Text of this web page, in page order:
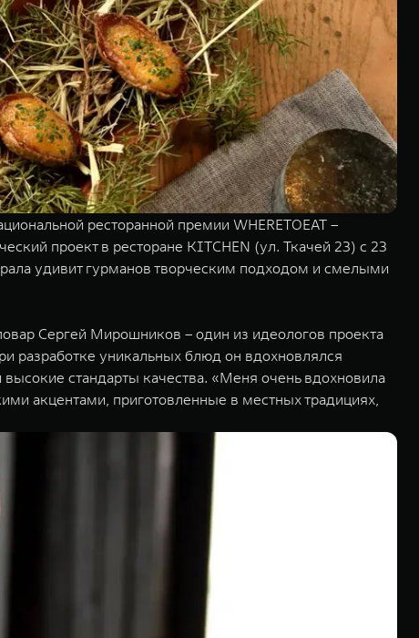
ресторанной премии WHERETOEAT –
проект в ресторане KITCHEN (ул. Ткачей 23) с 23
удивит гурманов творческим подходом и смелыми
Сергей Мирошников – один из идеологов проекта
разработке уникальных блюд он вдохновлялся
стандарты качества. «Меня очень вдохновила
акцентами, приготовленные в местных традициях,